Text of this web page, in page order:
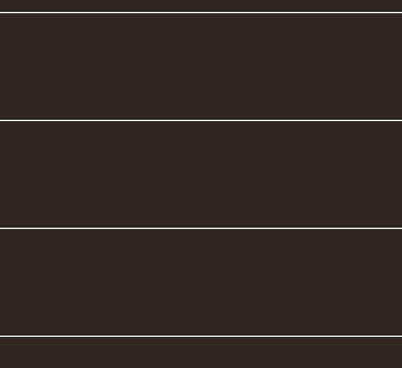
bis 24 Stunden vorher kostenlos entgegen.
vielleicht ein gutes Buch zum Lesen. 😉
eine unserer Badetaschen, samt
an. Die Snacks der Nachmittagsjause,